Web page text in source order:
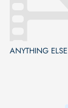
ANYTHING ELSE